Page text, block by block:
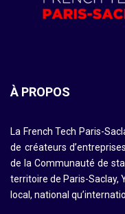
À PROPOS
La French Tech Paris-
de créateurs
de la Communauté de
territoire de Paris-Saclay,
local, national